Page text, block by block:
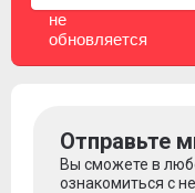
не
обновляется
Отправьте
Вы сможете в
ознакомиться с